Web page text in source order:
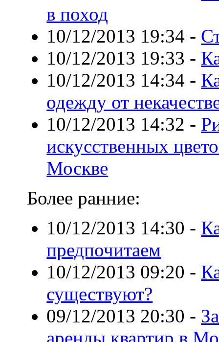
в поход
10/12/2013 19:34 -
10/12/2013 19:33 -
10/12/2013 14:34 -
одежду от
10/12/2013 14:32 -
искусственных
Москве
Более ранние:
10/12/2013 14:30 -
предпочитаем
10/12/2013 09:20 -
существуют?
09/12/2013 20:30 -
аренды квартир в